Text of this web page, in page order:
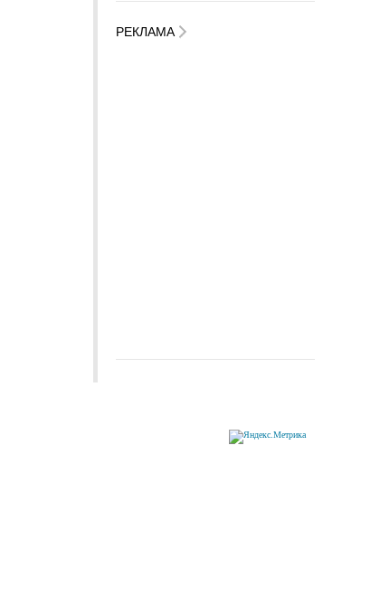
РЕКЛАМА